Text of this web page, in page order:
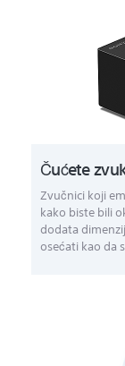
Čućete
Zvučnici koji
kako biste bili
dodata
osećati kao da